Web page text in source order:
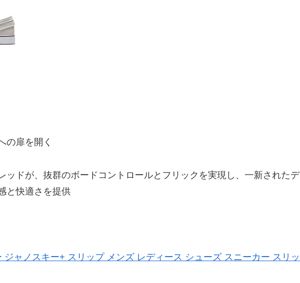
の扉を開く
ッドが、抜群のボードコントロールとフリックを実現し、一新されたデ
と快適さを提供
ジャノスキー+ スリップ メンズ レディース シューズ スニーカー スリッ